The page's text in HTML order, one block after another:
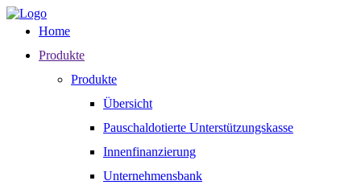
Home
Produkte
Produkte
Übersicht
Pauschaldotierte Unterstützungskasse
Innenfinanzierung
Unternehmensbank